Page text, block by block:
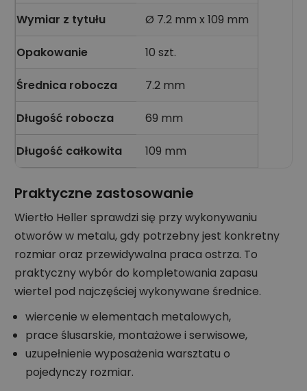
Wymiar z tytułu Ø 7.2 mm x 109 mm
Opakowanie 10 szt.
Średnica robocza 7.2 mm
Długość robocza 69 mm
Długość całkowita 109 mm
Praktyczne zastosowanie
Wiertło Heller sprawdzi się przy wykonywaniu
otworów w metalu, gdy potrzebny jest konkretny
rozmiar oraz przewidywalna praca ostrza. To
praktyczny wybór do kompletowania zapasu
wiertel pod najczęściej wykonywane średnice.
wiercenie w elementach metalowych,
prace ślusarskie, montażowe i serwisowe,
uzupełnienie wyposażenia warsztatu o
pojedynczy rozmiar.